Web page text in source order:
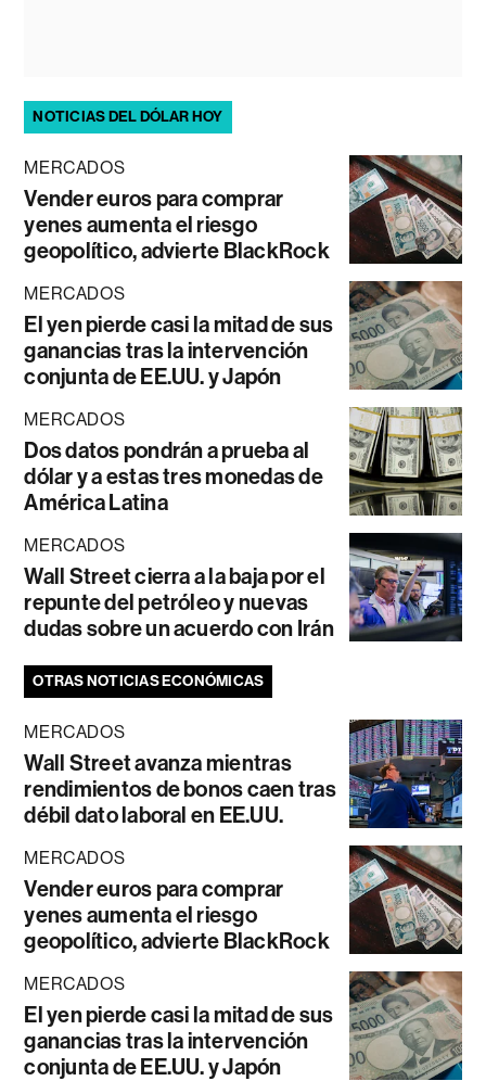
NOTICIAS DEL DÓLAR HOY
MERCADOS
Vender euros para comprar
yenes aumenta el riesgo
geopolítico, advierte BlackRock
MERCADOS
El yen pierde casi la mitad de sus
ganancias tras la intervención
conjunta de EE.UU. y Japón
MERCADOS
Dos datos pondrán a prueba al
dólar y a estas tres monedas de
América Latina
MERCADOS
Wall Street cierra a la baja por el
repunte del petróleo y nuevas
dudas sobre un acuerdo con Irán
OTRAS NOTICIAS ECONÓMICAS
MERCADOS
Wall Street avanza mientras
rendimientos de bonos caen tras
débil dato laboral en EE.UU.
MERCADOS
Vender euros para comprar
yenes aumenta el riesgo
geopolítico, advierte BlackRock
MERCADOS
El yen pierde casi la mitad de sus
ganancias tras la intervención
conjunta de EE.UU. y Japón